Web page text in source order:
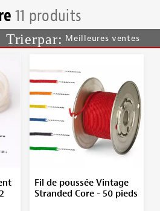
11 produits
Meilleures ventes
Fil de poussée Vintage
Stranded Core - 50 pieds